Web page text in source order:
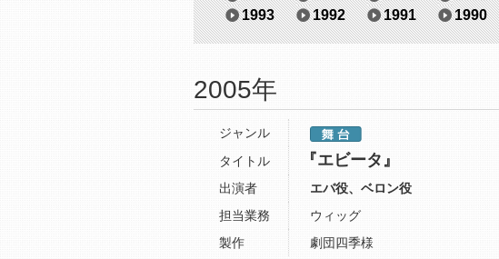
1993
1992 1991 1990
2005年
ジャンル
タイトル
『エビータ』
出演者
エバ役、ベロン役
担当業務
ウィッグ
製作
劇団四季様